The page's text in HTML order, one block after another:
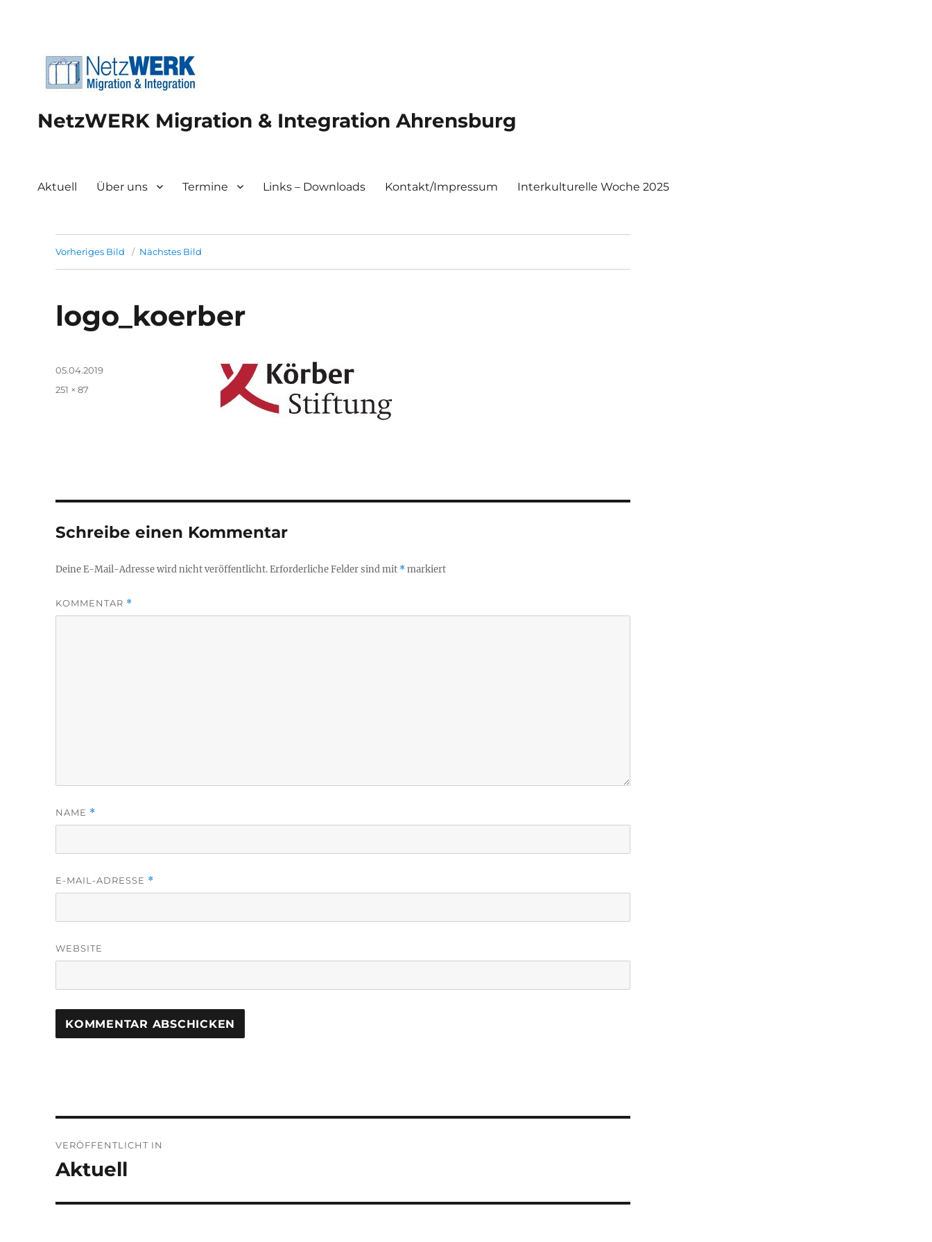
NetzWERK Migration & Integration Ahrensburg
Aktuell Über uns Termine Links – Downloads Kontakt/Impressum Interkulturelle Woche 2025
Vorheriges Bild Nächstes Bild
logo_koerber
Veröffentlicht
05.04.2019
Originalgröße
251 × 87
Schreibe einen Kommentar
Deine E-Mail-Adresse wird nicht veröffentlicht.Erforderliche Felder sind mit *markiert
KOMMENTAR *
NAME *
E-MAIL-ADRESSE *
WEBSITE
VERÖFFENTLICHT IN
Aktuell